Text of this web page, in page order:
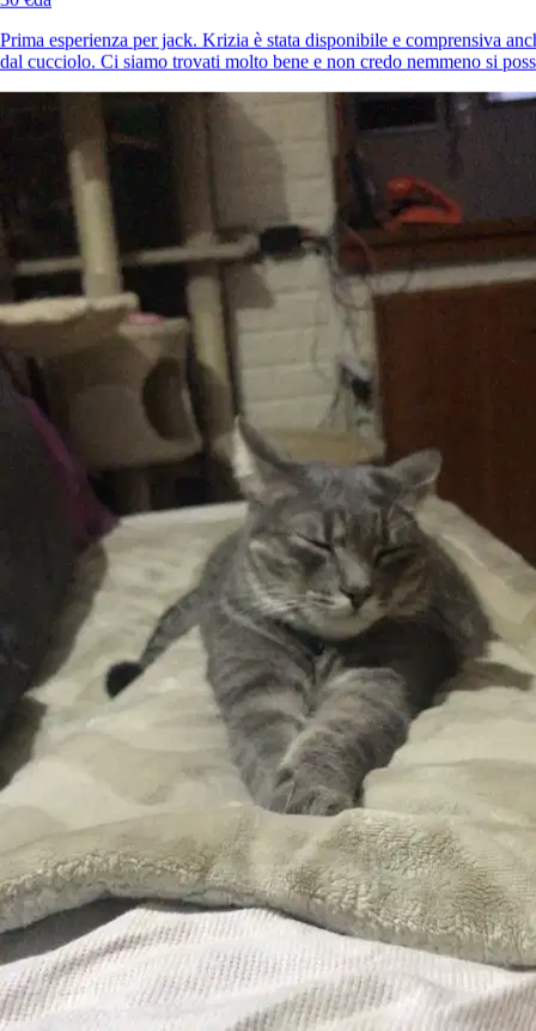
7.Krizia
5,0 11 recensioni
a 4,6 km di distanza
+39 388 4* Mostra num…
30 €
Prima esperienza per jack. Krizia è stata disponibile e comprensiva
anche per qualche marachella fatta dal cucciolo. Ci siamo trovati
molto bene e non credo nemmeno si possa trovare in giro in queste
Prima esperienza per jack. Krizia è stata disponibile e comprensiva
dal cucciolo. Ci siamo trovati molto bene e non credo nemmeno si